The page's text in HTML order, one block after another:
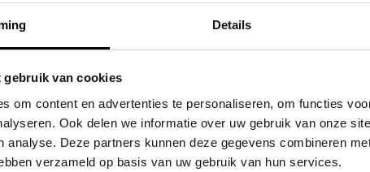
Details
gebruik van cookies
om content en advertenties te personaliseren, om functies
Ook delen we informatie over uw gebruik van onze
analyse. Deze partners kunnen deze gegevens combineren
verzameld op basis van uw gebruik van hun services.
A3
40 TFSIe Plug-In
Audi A3
Sportback 40 TFSIe